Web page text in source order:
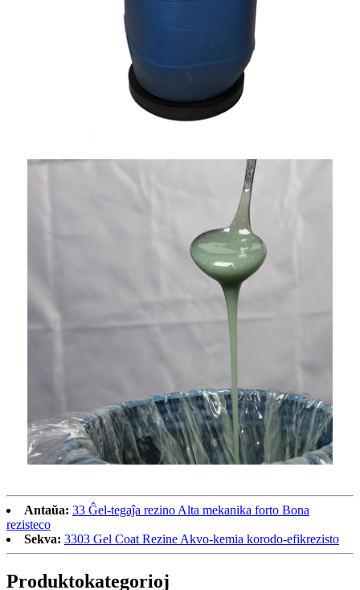
Antaŭa: 33 Ĝel-tegaĵa rezino Alta mekanika forto Bona
rezisteco
Sekva: 3303 Gel Coat Rezine Akvo-kemia korodo-efikrezisto
Produktokategorioj